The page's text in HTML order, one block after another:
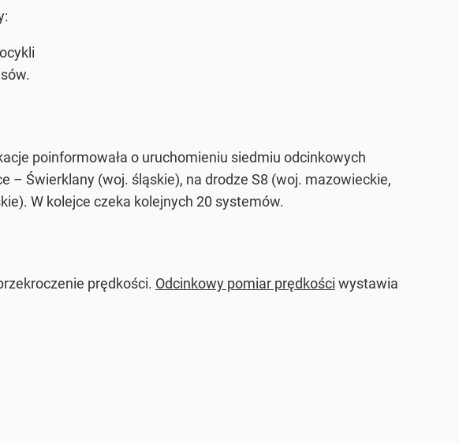
poinformowała o uruchomieniu siedmiu odcinkowych
– Świerklany (woj. śląskie), na drodze S8 (woj. mazowieckie,
W kolejce czeka kolejnych 20 systemów.
prędkości. Odcinkowy pomiar prędkości wystawia